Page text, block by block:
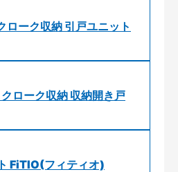
ーク収納 引戸ユニット
ローク収納 収納開き戸
FiTIO(フィティオ)